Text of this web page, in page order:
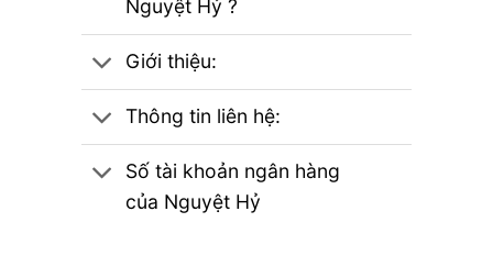
Nguyệt Hỷ ?
Giới thiệu:
Thông tin liên hệ:
Số tài khoản ngân hàng
của Nguyệt Hỷ